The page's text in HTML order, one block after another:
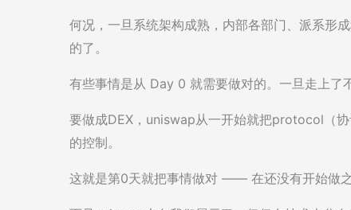
何况，一旦系统架构成熟，内部各部门、派系形
的了。
有些事情是从 Day 0 就需要做对的。一旦走上了
要做成DEX，uniswap从一开始就把protocol（
的控制。
这就是第0天就把事情做对 —— 在还没有开始做